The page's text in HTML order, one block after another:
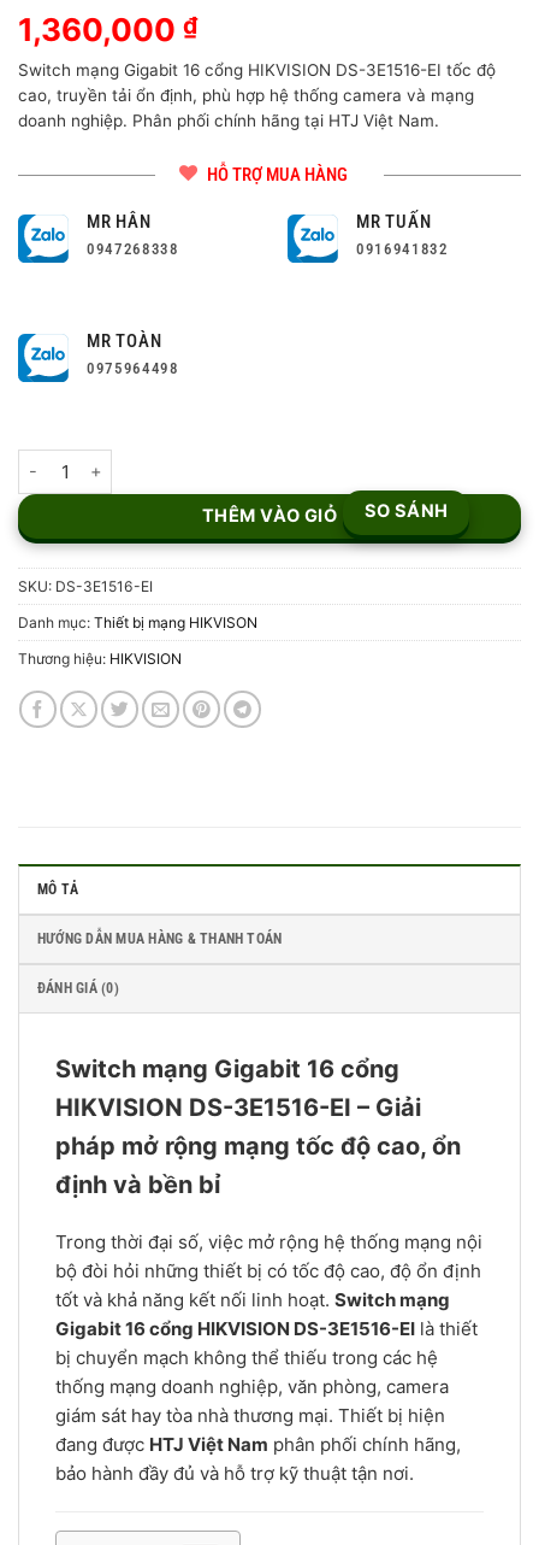
1,360,000 ₫
Switch mạng Gigabit 16 cổng HIKVISION DS-3E1516-EI tốc độ
cao, truyền tải ổn định, phù hợp hệ thống camera và mạng
doanh nghiệp. Phân phối chính hãng tại HTJ Việt Nam.
HỖ TRỢ MUA HÀNG
MR HÂN
0947268338
MR TUẤN
0916941832
MR TOÀN
0975964498
THÊM VÀO GIỎ SO SÁNH
SKU: DS-3E1516-EI
Danh mục: Thiết bị mạng HIKVISON
Thương hiệu: HIKVISION
MÔ TẢ
HƯỚNG DẪN MUA HÀNG & THANH TOÁN
ĐÁNH GIÁ (0)
Switch mạng Gigabit 16 cổng
HIKVISION DS-3E1516-EI – Giải
pháp mở rộng mạng tốc độ cao, ổn
định và bền bỉ
Trong thời đại số, việc mở rộng hệ thống mạng nội
bộ đòi hỏi những thiết bị có tốc độ cao, độ ổn định
tốt và khả năng kết nối linh hoạt. Switch mạng
Gigabit 16 cổng HIKVISION DS-3E1516-EI là thiết
bị chuyển mạch không thể thiếu trong các hệ
thống mạng doanh nghiệp, văn phòng, camera
giám sát hay tòa nhà thương mại. Thiết bị hiện
đang được HTJ Việt Nam phân phối chính hãng,
bảo hành đầy đủ và hỗ trợ kỹ thuật tận nơi.